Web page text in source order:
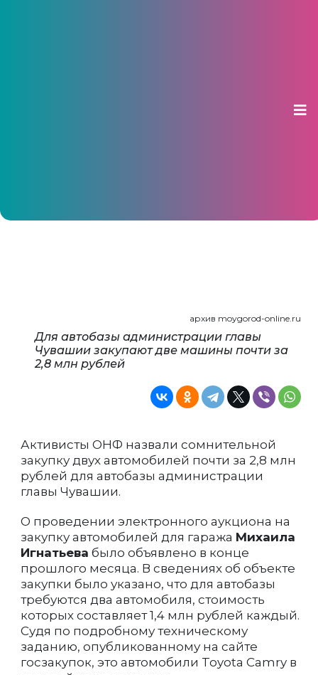
архив moygorod-online.ru
Для автобазы администрации главы
Чувашии закупают две машины почти за
2,8 млн рублей
Активисты ОНФ назвали сомнительной
закупку двух автомобилей почти за 2,8 млн
рублей для автобазы администрации
главы Чувашии.
О проведении электронного аукциона на
закупку автомобилей для гаража Михаила
Игнатьева было объявлено в конце
прошлого месяца. В сведениях об объекте
закупки было указано, что для автобазы
требуются два автомобиля, стоимость
которых составляет 1,4 млн рублей каждый.
Судя по подробному техническому
заданию, опубликованному на сайте
госзакупок, это автомобили Toyota Camry в